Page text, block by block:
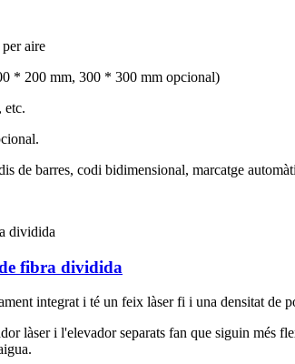
aire
* 200 mm, 300 * 300 mm opcional)
etc.
de barres, codi bidimensional, marcatge
fibra dividida
integrat i té un feix làser fi i una densitat de
làser i l'elevador separats fan que siguin més